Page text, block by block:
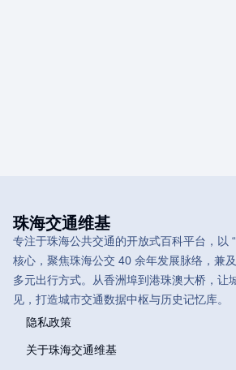
珠海交通维基
专注于珠海公共交通的开放式百科平台，以
核心，聚焦珠海公交 40 余年发展脉络，兼
多元出行方式。从香洲埠到港珠澳大桥，让
见，打造城市交通数据中枢与历史记忆库。
隐私政策
关于珠海交通维基